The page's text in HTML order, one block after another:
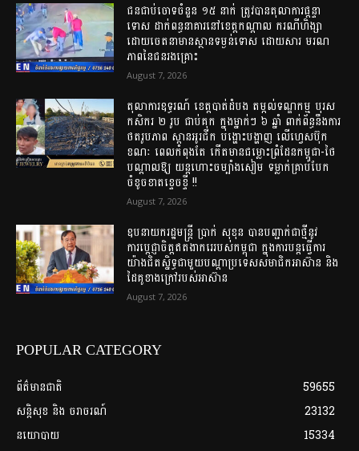
ជនជាប់ចោទចំនួន ១៥ នាក់ ត្រូវបានតុលាការផ្តន្ទា
ទោស ដាក់ពន្ធនាគារនៅខេត្តកណ្តាល ករណីហិង្សា
ដោយចេតនាមានស្ថានទម្ងន់ទោស ដោយសារ មរណ
ភាពនៃជនរងគ្រោះ
August 7, 2026
តុលាការឧទ្ធរណ៍ ខេត្តបាត់ដំបង តម្កល់ទណ្ឌកម្ម បុរស
កសិករ ២ រូប ជាប់គុក ក្នុងម្នាក់ៗ ៦ ឆ្នាំ ពាក់ព័ន្ធនឹងការ
ថតរូបភាព ស្ពានអូរជីក បង្ហោះបង្ហាញ លើហ្វេសប៊ុក
ខណៈ ពេលកំពុងតែ កើតមានជម្លោះព្រំដែនកម្ពុជា-ថៃ
បណ្តាលឱ្យ យន្តហោះចម្បាំងសៀម ទម្លាក់គ្រាប់បែក
ចំខូចខាតខ្ទេចខ្ទី !!
August 7, 2026
ឧបនាយករដ្ឋមន្ត្រី ប្រាក់ សុខុន បានបញ្ជាក់ជាថ្មីនូវ
ការប្តេជ្ញាចិត្តឥតងាករេរបស់កម្ពុជា ក្នុងការបន្តធ្វើការ
យ៉ាងជិតស្និទ្ធជាមួយបណ្ដាប្រទេសសមាជិកអាស៊ាន និង
ដៃគូខាងក្រៅរបស់អាស៊ាន
August 7, 2026
POPULAR CATEGORY
ព័ត៌មានជាតិ
59655
សន្តិសុខ និង ចរាចរណ៍
23132
នយោបាយ
15334